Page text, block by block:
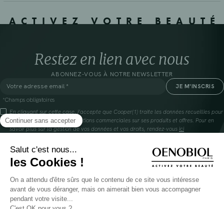
ACTIVEZ VOTRE BEAUTÉ
Restez en lien avec nous
ABONNEZ-VOUS À NOTRE NEWSLETTER
*Champs obligatoires
En cliquant sur cette case, j’accepte que Cooper(1) traite les données recueillies pour
me communiquer des informations commerciales sur ses produits et offres. Pour en
savoir plus sur la gestion de vos données et vos droits, rendez-vous ici
INSTAGRAM
FACEBOOK
TIKTOK
YOUTUBE
FAQ
GLOSSAIRE
NOUS CONTACTER